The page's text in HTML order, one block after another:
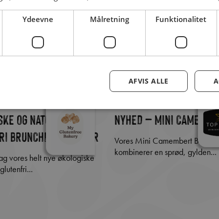
OG NATURLIG
BRUNCHPANDEKAGER
NYHED – MINI
Vores Mini Camembert Bites, 20-25 g
kombinerer en sprød, gylden...
Ydeevne Målretning Funktionalitet
AFVIS ALLE